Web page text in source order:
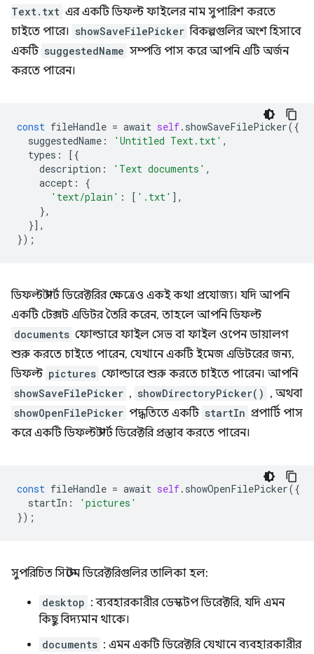
Text.txt এর একটি ডিফল্ট ফাইলের নাম সুপারিশ করতে
চাইতে পারে। showSaveFilePicker বিকল্পগুলির অংশ হিসাবে
একটি suggestedName সম্পত্তি পাস করে আপনি এটি অর্জন
করতে পারেন।
const fileHandle = await self. showSaveFilePicker({
suggestedName : 'Untitled Text.txt' ,
types :
[{
description : 'Text documents' ,
accept :
{
'text/plain' : [ '.txt' ],
},
}],
});
ডিফল্ট স্টার্ট ডিরেক্টরির ক্ষেত্রেও একই কথা প্রযোজ্য। যদি আপনি
একটি টেক্সট এডিটর তৈরি করেন, তাহলে আপনি ডিফল্ট
documents ফোল্ডারে ফাইল সেভ বা ফাইল ওপেন ডায়ালগ
শুরু করতে চাইতে পারেন, যেখানে একটি ইমেজ এডিটরের জন্য,
ডিফল্ট pictures ফোল্ডারে শুরু করতে চাইতে পারেন। আপনি
showSaveFilePicker , showDirectoryPicker() , অথবা
showOpenFilePicker পদ্ধতিতে একটি startIn প্রপার্টি পাস
করে একটি ডিফল্ট স্টার্ট ডিরেক্টরি প্রস্তাব করতে পারেন।
const fileHandle = await self. showOpenFilePicker({
startIn :
'pictures'
});
সুপরিচিত সিস্টেম ডিরেক্টরিগুলির তালিকা হল:
desktop : ব্যবহারকারীর ডেস্কটপ ডিরেক্টরি, যদি এমন
কিছু বিদ্যমান থাকে।
documents : এমন একটি ডিরেক্টরি যেখানে ব্যবহারকারীর